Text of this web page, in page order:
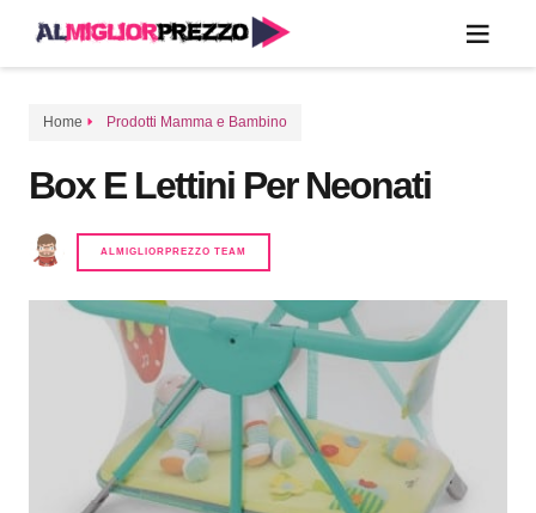
Home Prodotti Mamma e Bambino
Box E Lettini Per Neonati
ALMIGLIORPREZZO TEAM